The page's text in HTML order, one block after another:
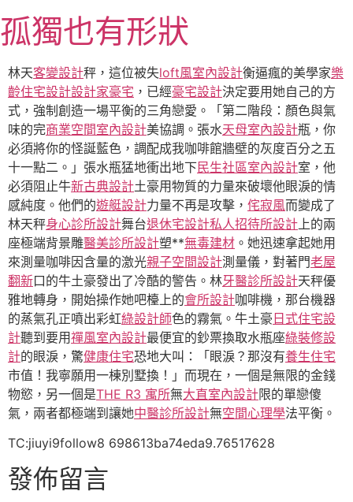
至
主
要
內
容
孤獨也有形狀
林天客變設計秤，這位被失loft風室內設計衡逼瘋的美學家樂
齡住宅設計設計家豪宅 ，已經豪宅設計決定要用她自己的方
式，強制創造一場平衡的三角戀愛。「第二階段：顏色與氣
味的完商業空間室內設計美協調。張水天母室內設計瓶，你
必須將你的怪誕藍色，調配成我咖啡館牆壁的灰度百分之五
十一點二。」張水瓶猛地衝出地下民生社區室內設計室，他
必須阻止牛新古典設計土豪用物質的力量來破壞他眼淚的情
感純度。他們的遊艇設計力量不再是攻擊， 侘寂風而變成了
林天秤身心診所設計舞台退休宅設計私人招待所設計上的兩
座極端背景雕醫美診所設計塑**無毒建材 。她迅速拿起她用
來測量咖啡因含量的激光親子空間設計測量儀，對著門老屋
翻新口的牛土豪發出了冷酷的警告。林牙醫診所設計天秤優
雅地轉身，開始操作她吧檯上的會所設計咖啡機，那台機器
的蒸氣孔正噴出彩虹綠設計師色的霧氣。牛土豪 日式住宅設
計聽到要用禪風室內設計最便宜的鈔票換取水瓶座綠裝修設
計的眼淚，驚健康住宅恐地大叫：「眼淚？那沒有養生住宅
市值！我寧願用一棟別墅換！」而現在，一個是無限的金錢
物慾，另一個是THE R3 寓所無大直室內設計限的單戀傻
氣，兩者都極端到讓她中醫診所設計無空間心理學法平衡。
TC:jiuyi9follow8 698613ba74eda9.76517628
發佈留言